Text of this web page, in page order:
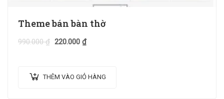
Theme bán bàn thờ
990.000₫ 220.000 ₫
THÊM VÀO GIỎ HÀNG